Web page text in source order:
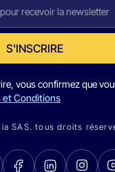
S'INSCRIRE
vous confirmez que
et Conditions
SAS. tous droits